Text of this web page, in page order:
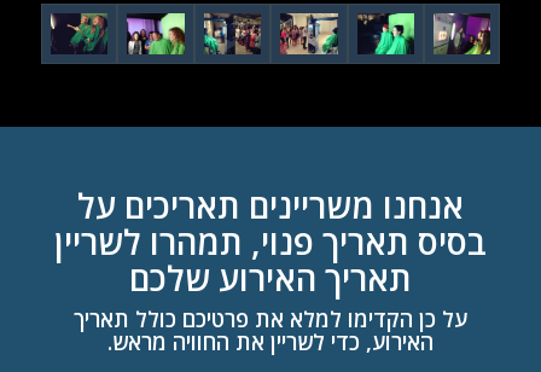
אנחנו משריינים תאריכים על
בסיס תאריך פנוי, תמהרו לשריין
תאריך האירוע שלכם
על כן הקדימו למלא את פרטיכם כולל תאריך
האירוע, כדי לשריין את החוויה מראש.